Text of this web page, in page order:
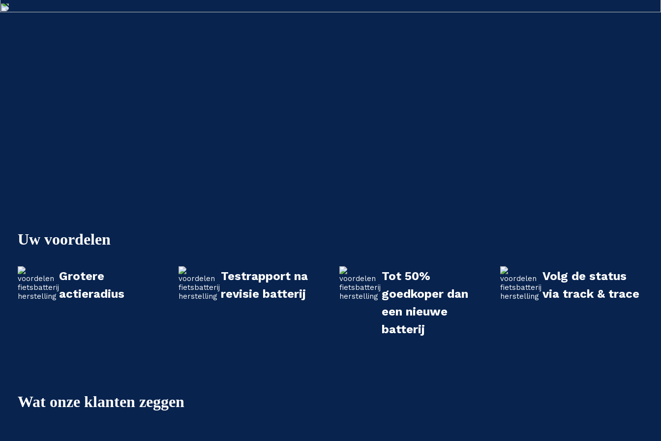
Uw voordelen
Grotere
actieradius
Testrapport na
revisie batterij
Tot 50%
goedkoper dan
een nieuwe
batterij
Volg de status
via track & trace
Wat onze klanten zeggen